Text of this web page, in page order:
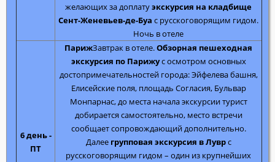
желающих за доплатуэкскурсия на кладбище
Сент-Женевьев-де-Буа с русскоговорящим гидом.
Ночь в отеле
6 день -
ПТ
ПарижЗавтрак в отеле.Обзорная пешеходная
экскурсия по Парижус осмотром основных
достопримечательностей города: Эйфелева башня,
Елисейские поля, площадь Согласия, Бульвар
Монпарнас, до места начала экскурсии турист
добирается самостоятельно, место встречи
сообщает сопровождающий дополнительно.
Далее групповая экскурсия в Луврс
русскоговорящим гидом – один из крупнейших